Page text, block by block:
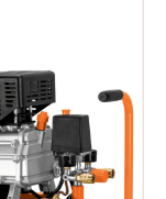
LITROS PRETUL